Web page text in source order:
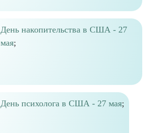
День накопительства в США - 27
мая;
День психолога в США - 27 мая;